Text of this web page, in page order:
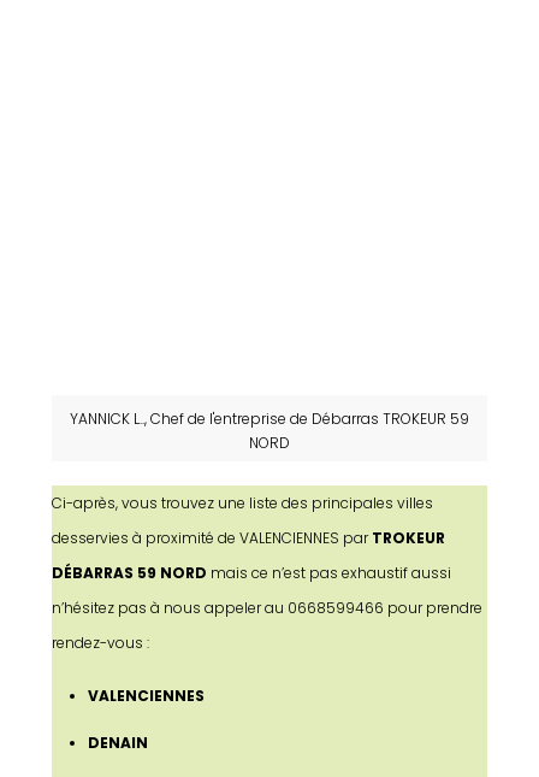
YANNICK L.., Chef de l'entreprise de Débarras TROKEUR 59
NORD
Ci-après, vous trouvez une liste des principales villes
desservies à proximité de VALENCIENNES parTROKEUR
DÉBARRAS 59 NORD mais ce n’est pas exhaustif aussi
n’hésitez pas à nous appeler au 0668599466 pour prendre
rendez-vous :
VALENCIENNES
DENAIN